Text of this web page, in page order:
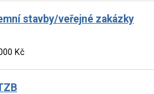
stavby/veřejné zakázky
Kč